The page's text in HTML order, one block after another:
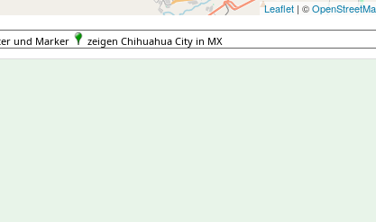
Leaflet | ©
und Marker zeigen Chihuahua City in MX